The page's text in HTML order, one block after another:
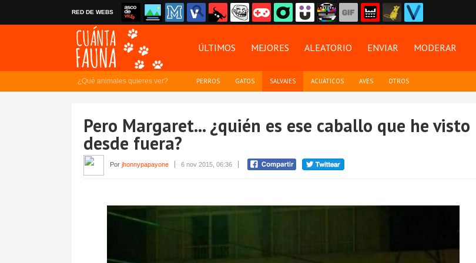
RED DE WEBS
ÚLTIMOS MEJORES ALEATORIO ENVIAR MODERAR
¿Qué animales quieres ver? PERROS GATOS SALVAJES ACUÁTICOS AVES OTROS
Pero Margaret... ¿quién es ese caballo que he visto
desde fuera?
Por jhonnypapayone 6 nov 2015, 06:36